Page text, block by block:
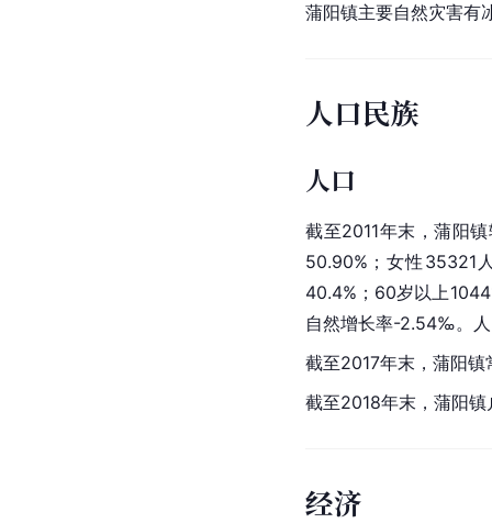
蒲阳镇主要自然灾害有
人口民族
人口
截至2011年末， 蒲阳镇
50.90%；女性35321
40.4%；60岁以上
自然增长率-2.54‰。
截至2017年末， 蒲阳镇
截至2018年末，蒲阳
经济